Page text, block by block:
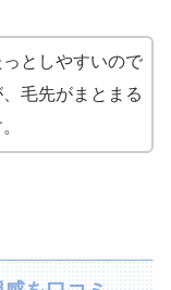
としやすいので
毛先がまとまる